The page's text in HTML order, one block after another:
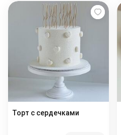
Торт с сердечками